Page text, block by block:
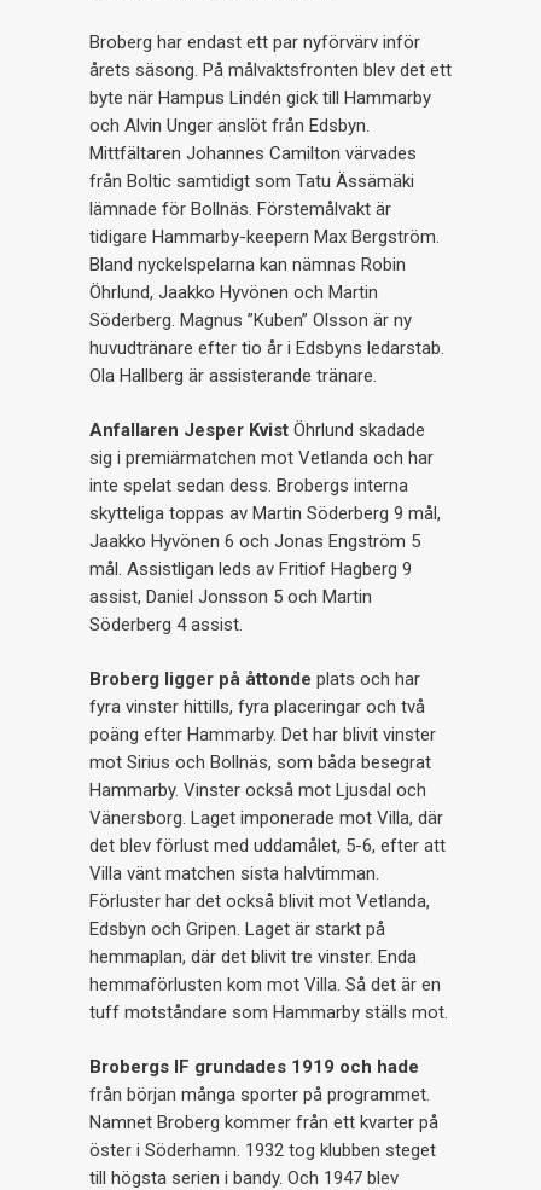
Broberg har endast ett par nyförvärv inför
årets säsong. På målvaktsfronten blev det ett
byte när Hampus Lindén gick till Hammarby
och Alvin Unger anslöt från Edsbyn.
Mittfältaren Johannes Camilton värvades
från Boltic samtidigt som Tatu Ässämäki
lämnade för Bollnäs. Förstemålvakt är
tidigare Hammarby-keepern Max Bergström.
Bland nyckelspelarna kan nämnas Robin
Öhrlund, Jaakko Hyvönen och Martin
Söderberg. Magnus ”Kuben” Olsson är ny
huvudtränare efter tio år i Edsbyns ledarstab.
Ola Hallberg är assisterande tränare.
Anfallaren Jesper Kvist Öhrlund skadade
sig i premiärmatchen mot Vetlanda och har
inte spelat sedan dess. Brobergs interna
skytteliga toppas av Martin Söderberg 9 mål,
Jaakko Hyvönen 6 och Jonas Engström 5
mål. Assistligan leds av Fritiof Hagberg 9
assist, Daniel Jonsson 5 och Martin
Söderberg 4 assist.
Broberg ligger på åttonde plats och har
fyra vinster hittills, fyra placeringar och två
poäng efter Hammarby. Det har blivit vinster
mot Sirius och Bollnäs, som båda besegrat
Hammarby. Vinster också mot Ljusdal och
Vänersborg. Laget imponerade mot Villa, där
det blev förlust med uddamålet, 5-6, efter att
Villa vänt matchen sista halvtimman.
Förluster har det också blivit mot Vetlanda,
Edsbyn och Gripen. Laget är starkt på
hemmaplan, där det blivit tre vinster. Enda
hemmaförlusten kom mot Villa. Så det är en
tuff motståndare som Hammarby ställs mot.
Brobergs IF grundades 1919 och hade
från början många sporter på programmet.
Namnet Broberg kommer från ett kvarter på
öster i Söderhamn. 1932 tog klubben steget
till högsta serien i bandy. Och 1947 blev